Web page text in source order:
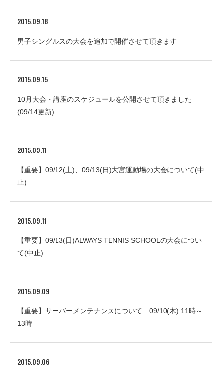
2015.09.18
男子シングルスの大会を追加で開催させて頂きます
2015.09.15
10月大会・講座のスケジュールを公開させて頂きました
(09/14更新)
2015.09.11
【重要】09/12(土)、09/13(日)大宮運動場の大会について(中
止)
2015.09.11
【重要】09/13(日)ALWAYS TENNIS SCHOOLの大会につい
て(中止)
2015.09.09
【重要】サーバーメンテナンスについて 09/10(木) 11時～
13時
2015.09.06